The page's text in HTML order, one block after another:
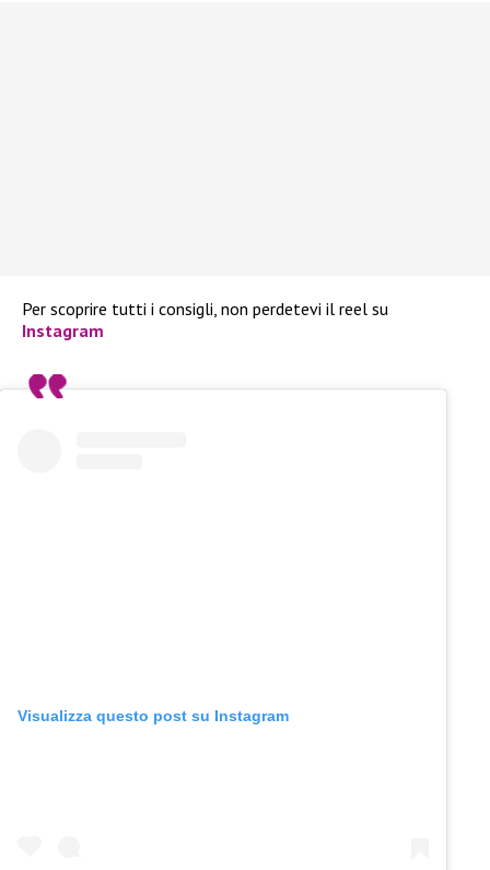
Per scoprire tutti i consigli, non perdetevi il reel su
Instagram
Visualizza questo post su Instagram